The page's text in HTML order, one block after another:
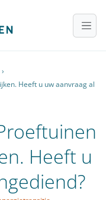
›
Heeft u uw aanvraag al
Heeft u